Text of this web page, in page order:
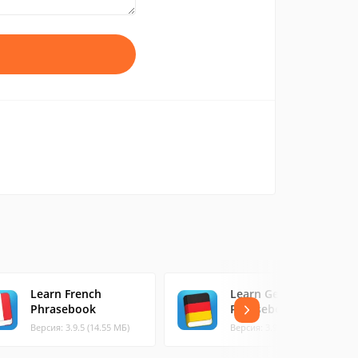
Learn French
Phrasebook
Версия: 3.9.5 (14.55 МБ)
Learn German
Phrasebook
Версия: 3.9.5 (15.43 МБ)